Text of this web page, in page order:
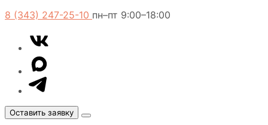
8 (343) 247-25-10 пн–пт 9:00–18:00
VK
Telegram
MAX
Оставить заявку
Открыть